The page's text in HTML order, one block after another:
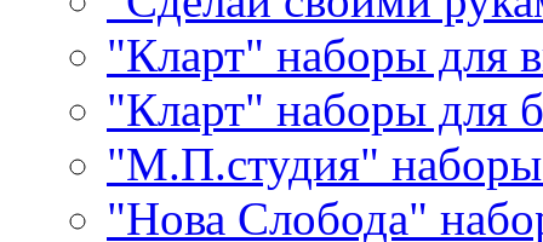
"Кларт" наборы для
"Кларт" наборы для
"М.П.студия"
"Нова Слобода"